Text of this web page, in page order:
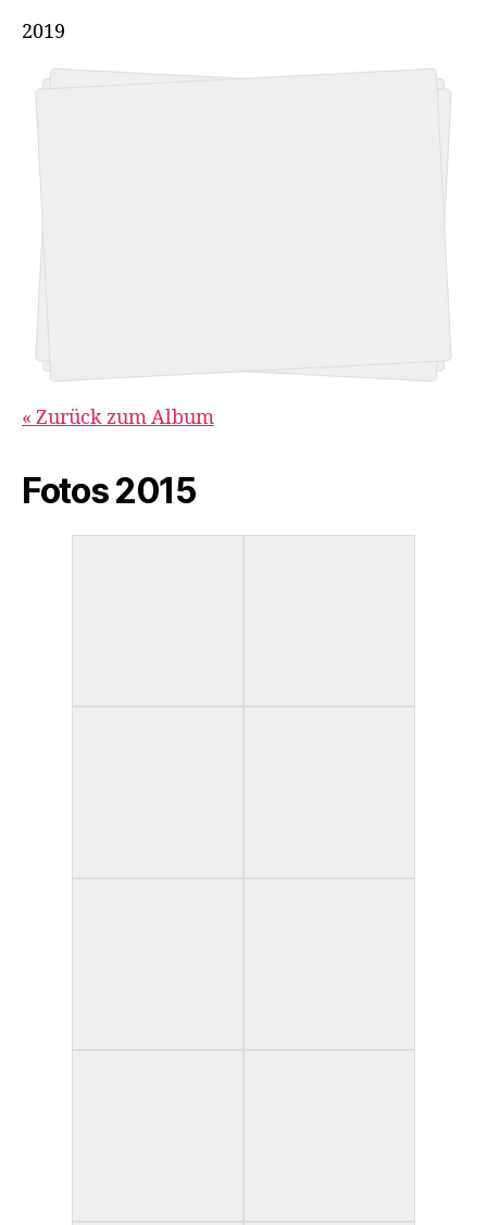
2019
« Zurück zum Album
Fotos 2015